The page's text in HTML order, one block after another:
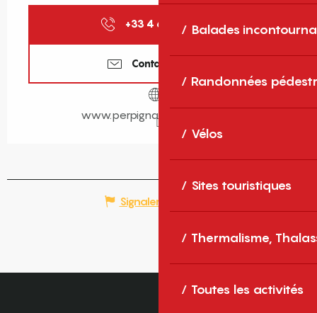
Balades
Randonnées
Vélos
Sites touristiques
Thermalisme,
Toutes les activités
+33 4 68 66 30 ▒▒
Contactez-nous
www.perpignantourisme.com
Signaler une erreur